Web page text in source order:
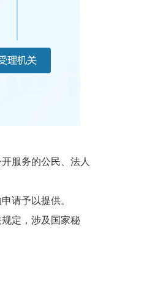
服务的公民、法人
请予以提供。
定，涉及国家秘